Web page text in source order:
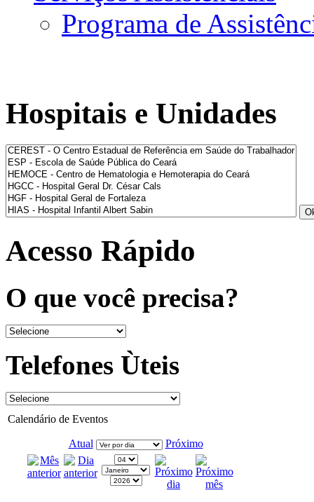
Programa de
Hospitais e Unidades
Acesso Rápido
O que você precisa?
Telefones Ùteis
Calendário de Eventos
Atual Próximo